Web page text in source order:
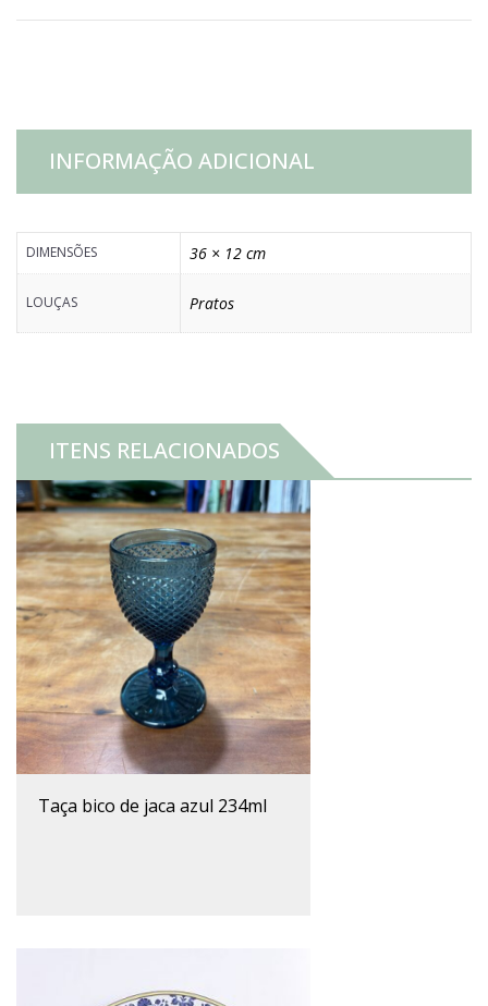
INFORMAÇÃO ADICIONAL
DIMENSÕES 36 × 12 cm
LOUÇAS Pratos
ITENS RELACIONADOS
taça bico de jaca azul 234ml